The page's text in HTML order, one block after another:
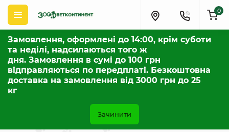
Замовлення, оформлені до 14:00, крім суботи
та неділі, надсилаються того ж
дня. Замовлення в сумі до 100 грн
відправляються по передплаті. Безкоштовна
доставка на замовлення від 3000 грн до 25
кг
Зачинити
0